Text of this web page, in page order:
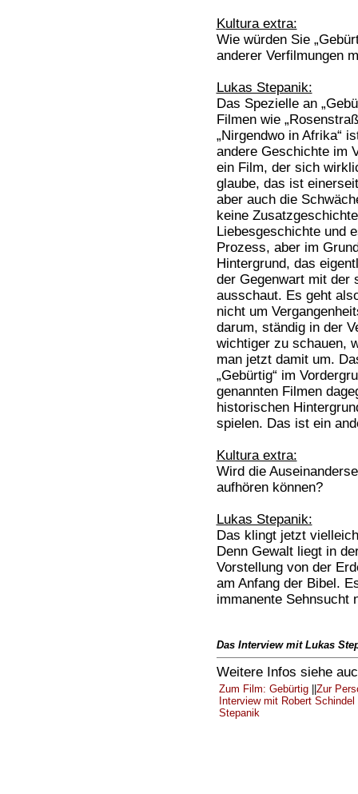
Kultura extra:
Wie würden Sie
anderer Verfilmungen
Lukas Stepanik:
Das Spezielle an
Filmen wie
„Nirgendwo in Afrika“
andere Geschichte im
ein Film, der sich
glaube, das ist
aber auch die
keine
Liebesgeschichte und
Prozess, aber im
Hintergrund, das
der Gegenwart mit der
ausschaut. Es geht
nicht um
darum, ständig in der
wichtiger zu schauen,
man jetzt damit um.
„Gebürtig“ im
genannten Filmen
historischen
spielen. Das ist ein
Kultura extra:
Wird die
aufhören können?
Lukas Stepanik:
Das klingt jetzt
Denn Gewalt liegt in
Vorstellung von der
am Anfang der Bibel.
immanente Sehnsucht
Das Interview mit Lukas
Weitere Infos siehe
Zum Film: Gebürtig|| Zur
Interview mit Robert Schindel
Stepanik